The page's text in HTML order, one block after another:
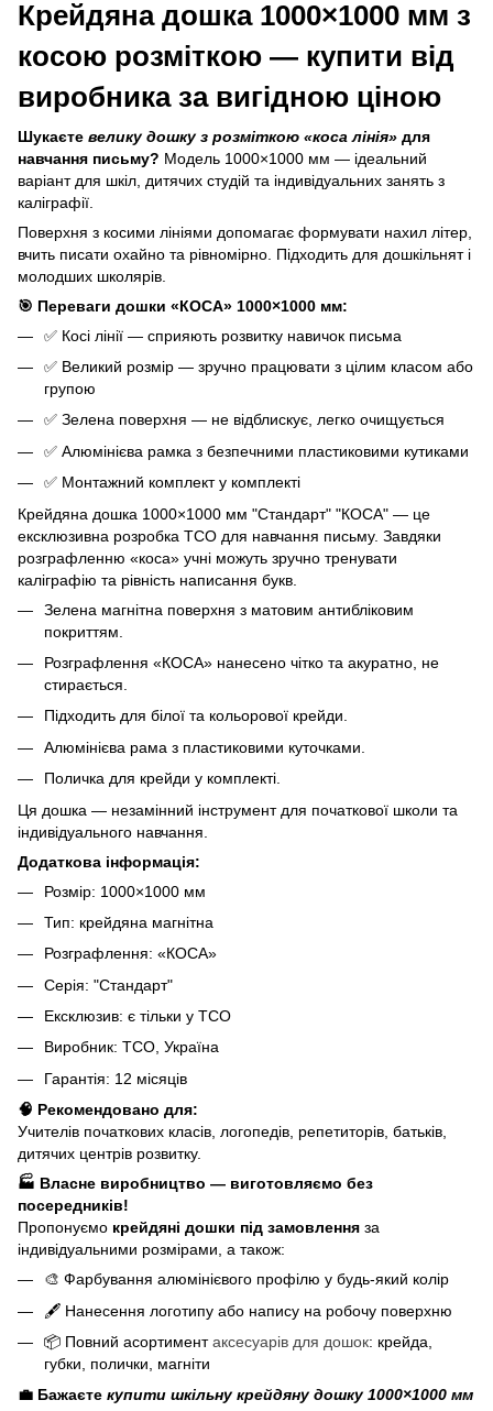
Крейдяна дошка 1000×1000 мм з
косою розміткою — купити від
виробника за вигідною ціною
Шукаєте велику дошку з розміткою «коса лінія» для
навчання письму? Модель 1000×1000 мм — ідеальний
варіант для шкіл, дитячих студій та індивідуальних занять з
каліграфії.
Поверхня з косими лініями допомагає формувати нахил літер,
вчить писати охайно та рівномірно. Підходить для дошкільнят і
молодших школярів.
🎯 Переваги дошки «КОСА» 1000×1000 мм:
✅ Косі лінії — сприяють розвитку навичок письма
✅ Великий розмір — зручно працювати з цілим класом або
групою
✅ Зелена поверхня — не відблискує, легко очищується
✅ Алюмінієва рамка з безпечними пластиковими кутиками
✅ Монтажний комплект у комплекті
Крейдяна дошка 1000×1000 мм "Стандарт" "КОСА" — це
ексклюзивна розробка ТСО для навчання письму. Завдяки
розграфленню «коса» учні можуть зручно тренувати
каліграфію та рівність написання букв.
Зелена магнітна поверхня з матовим антибліковим
покриттям.
Розграфлення «КОСА» нанесено чітко та акуратно, не
стирається.
Підходить для білої та кольорової крейди.
Алюмінієва рама з пластиковими куточками.
Поличка для крейди у комплекті.
Ця дошка — незамінний інструмент для початкової школи та
індивідуального навчання.
Додаткова інформація:
Розмір: 1000×1000 мм
Тип: крейдяна магнітна
Розграфлення: «КОСА»
Серія: "Стандарт"
Ексклюзив: є тільки у ТСО
Виробник: ТСО, Україна
Гарантія: 12 місяців
🧠 Рекомендовано для:
Учителів початкових класів, логопедів, репетиторів, батьків,
дитячих центрів розвитку.
🏭 Власне виробництво — виготовляємо без
посередників!
Пропонуємо крейдяні дошки під замовлення за
індивідуальними розмірами, а також:
🎨 Фарбування алюмінієвого профілю у будь-який колір
🖋️ Нанесення логотипу або напису на робочу поверхню
📦 Повний асортиментаксесуарів для дошок: крейда,
губки, полички, магніти
💼 Бажаєте купити шкільну крейдяну дошку 1000×1000 мм